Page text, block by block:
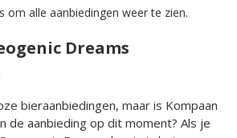
om alle aanbiedingen weer te zien.
Dreams
bieraanbiedingen, maar is Kompaan
de aanbieding op dit moment? Als je